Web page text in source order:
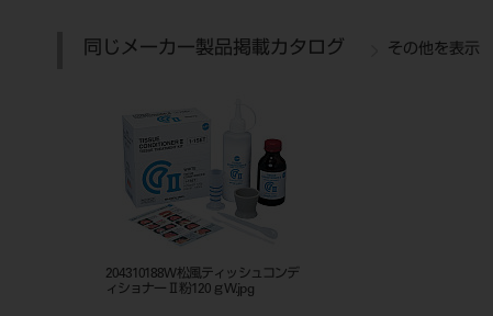
同じメーカー製品掲載カタログ その他を表示
204310188W松風ティッシュコンデ
ィショナーⅡ粉120ｇW.jpg